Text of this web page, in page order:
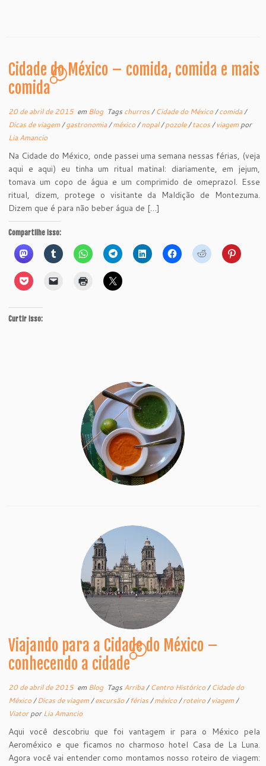
Cidade do México – comida, comida e mais
comida
3
20 de abril de 2015em Blog Tags churros/Cidade do México/comida/
Dicas de viagem/gastronomia/méxico/nopal/pozole/tacos/viagem por
Lia Amancio
Na Cidade do México, onde passei uma semana nessas férias, (veja
aqui e aqui) eu tinha um ritual matinal: diariamente, em jejum,
tomava um copo de água e um comprimido de omeprazol. Esse
ritual, dizem, protege o visitante da Maldição de Montezuma.
Dizem que é para não beber água de […]
Compartilhe isso:
Curtir isso:
Viajando para a Cidade do México –
conhecendo a cidade
3
20 de abril de 2015em Blog Tags Arriba/Centro Histórico/Cidade do
México/Dicas de viagem/excursão/férias/méxico/roteiro/viagem/
ViatorporLia Amancio
Aqui você descobriu que foi vantagem ir para o México pela
Aeroméxico e que ficamos no charmoso hotel Casa de La Luna.
Agora você vai entender como montamos nosso roteiro de viagem: